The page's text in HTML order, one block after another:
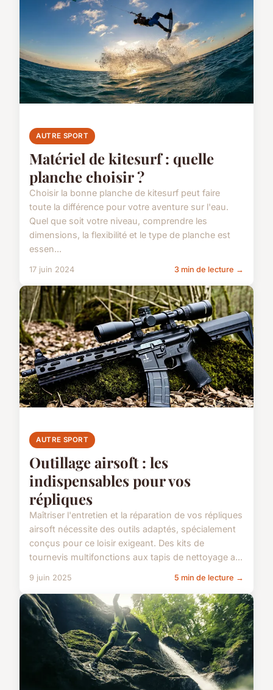
AUTRE SPORT
Matériel de kitesurf : quelle
planche choisir ?
Choisir la bonne planche de kitesurf peut faire
toute la différence pour votre aventure sur l'eau.
Quel que soit votre niveau, comprendre les
dimensions, la flexibilité et le type de planche est
essen...
17 juin 2024 3 min de lecture →
AUTRE SPORT
Outillage airsoft : les
indispensables pour vos
répliques
Maîtriser l'entretien et la réparation de vos répliques
airsoft nécessite des outils adaptés, spécialement
conçus pour ce loisir exigeant. Des kits de
tournevis multifonctions aux tapis de nettoyage a...
9 juin 2025 5 min de lecture →